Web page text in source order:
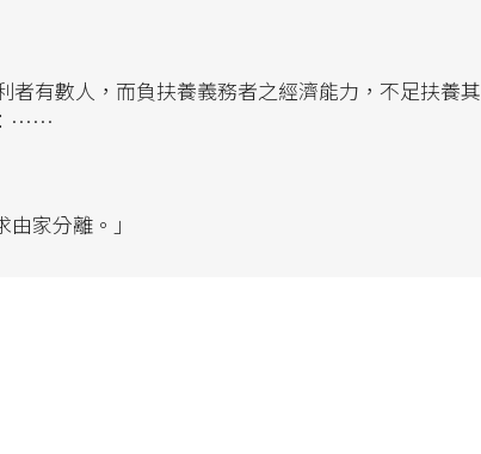
者有數人，而負扶養義務者之經濟能力，不足扶養其
：……
家分離。」